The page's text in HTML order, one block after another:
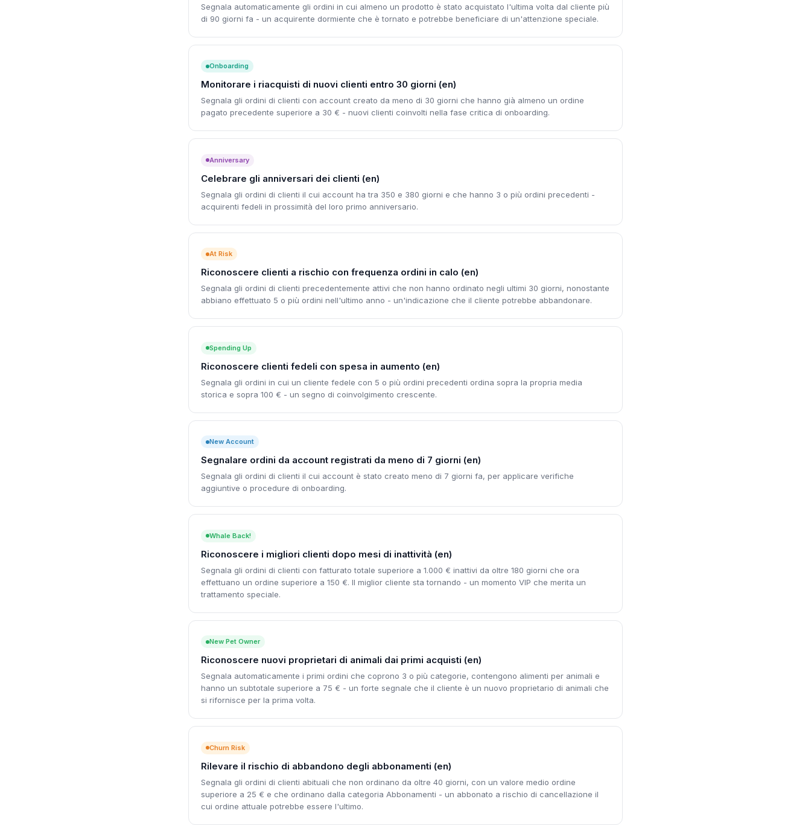
Segnala automaticamente gli ordini in cui almeno un prodotto è stato acquistato l'ultima volta dal cliente più
di 90 giorni fa - un acquirente dormiente che è tornato e potrebbe beneficiare di un'attenzione speciale.
Onboarding
Monitorare i riacquisti di nuovi clienti entro 30 giorni (en)
Segnala gli ordini di clienti con account creato da meno di 30 giorni che hanno già almeno un ordine
pagato precedente superiore a 30 € - nuovi clienti coinvolti nella fase critica di onboarding.
Anniversary
Celebrare gli anniversari dei clienti (en)
Segnala gli ordini di clienti il cui account ha tra 350 e 380 giorni e che hanno 3 o più ordini precedenti -
acquirenti fedeli in prossimità del loro primo anniversario.
At Risk
Riconoscere clienti a rischio con frequenza ordini in calo (en)
Segnala gli ordini di clienti precedentemente attivi che non hanno ordinato negli ultimi 30 giorni, nonostante
abbiano effettuato 5 o più ordini nell'ultimo anno - un'indicazione che il cliente potrebbe abbandonare.
Spending Up
Riconoscere clienti fedeli con spesa in aumento (en)
Segnala gli ordini in cui un cliente fedele con 5 o più ordini precedenti ordina sopra la propria media
storica e sopra 100 € - un segno di coinvolgimento crescente.
New Account
Segnalare ordini da account registrati da meno di 7 giorni (en)
Segnala gli ordini di clienti il cui account è stato creato meno di 7 giorni fa, per applicare verifiche
aggiuntive o procedure di onboarding.
Whale Back!
Riconoscere i migliori clienti dopo mesi di inattività (en)
Segnala gli ordini di clienti con fatturato totale superiore a 1.000 € inattivi da oltre 180 giorni che ora
effettuano un ordine superiore a 150 €. Il miglior cliente sta tornando - un momento VIP che merita un
trattamento speciale.
New Pet Owner
Riconoscere nuovi proprietari di animali dai primi acquisti (en)
Segnala automaticamente i primi ordini che coprono 3 o più categorie, contengono alimenti per animali e
hanno un subtotale superiore a 75 € - un forte segnale che il cliente è un nuovo proprietario di animali che
si rifornisce per la prima volta.
Churn Risk
Rilevare il rischio di abbandono degli abbonamenti (en)
Segnala gli ordini di clienti abituali che non ordinano da oltre 40 giorni, con un valore medio ordine
superiore a 25 € e che ordinano dalla categoria Abbonamenti - un abbonato a rischio di cancellazione il
cui ordine attuale potrebbe essere l'ultimo.